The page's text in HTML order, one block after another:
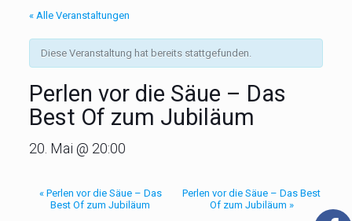
« Alle Veranstaltungen
Diese Veranstaltung hat bereits stattgefunden.
Perlen vor die Säue – Das
Best Of zum Jubiläum
20. Mai @ 20:00
«Perlen vor die Säue – Das
Best Of zum Jubiläum
Perlen vor die Säue – Das Best
Of zum Jubiläum »